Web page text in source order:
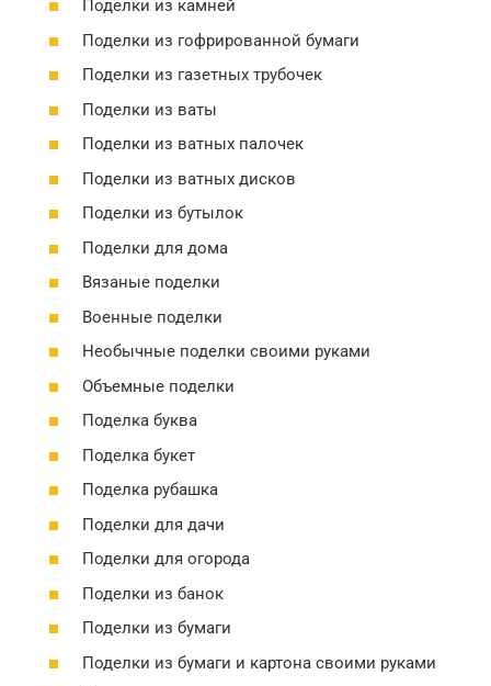
Поделки из камней
Поделки из гофрированной бумаги
Поделки из газетных трубочек
Поделки из ваты
Поделки из ватных палочек
Поделки из ватных дисков
Поделки из бутылок
Поделки для дома
Вязаные поделки
Военные поделки
Необычные поделки своими руками
Объемные поделки
Поделка буква
Поделка букет
Поделка рубашка
Поделки для дачи
Поделки для огорода
Поделки из банок
Поделки из бумаги
Поделки из бумаги и картона своими руками